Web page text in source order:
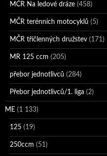
MČR Na ledové dráze (458)
MČR terénních motocyklů (5)
MČR tříčlenných družstev (171)
MR 125 ccm (205)
přebor jednotlivců (284)
Přebor jednotlivců/1. liga (2)
ME (1 133)
125 (19)
250ccm (51)